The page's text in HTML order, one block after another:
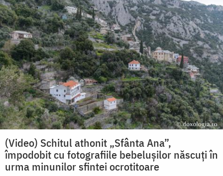
(Video) Schitul athonit „Sfânta Ana”,
împodobit cu fotografiile bebelușilor născuți în
urma minunilor sfintei ocrotitoare